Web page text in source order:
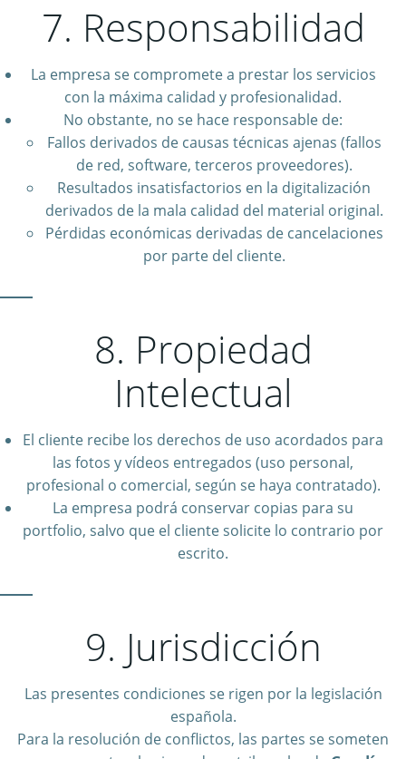
7. Responsabilidad
La empresa se compromete a prestar los servicios
con la máxima calidad y profesionalidad.
No obstante, no se hace responsable de:
Fallos derivados de causas técnicas ajenas (fallos
de red, software, terceros proveedores).
Resultados insatisfactorios en la digitalización
derivados de la mala calidad del material original.
Pérdidas económicas derivadas de cancelaciones
por parte del cliente.
8. Propiedad
Intelectual
El cliente recibe los derechos de uso acordados para
las fotos y vídeos entregados (uso personal,
profesional o comercial, según se haya contratado).
La empresa podrá conservar copias para su
portfolio, salvo que el cliente solicite lo contrario por
escrito.
9. Jurisdicción
Las presentes condiciones se rigen por la legislación
española.
Para la resolución de conflictos, las partes se someten